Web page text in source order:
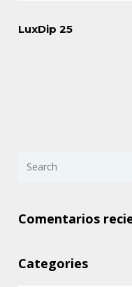
LuxDip 25
Comentarios
Categories